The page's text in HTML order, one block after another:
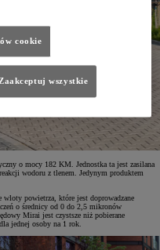
o mocy 182 KM. Jednostka ta jest zasilana
wodoru z tlenem. Jedynym produktem
powietrza, które jest doprowadzane
o średnicy od 0 do 2,5 mikronów
Mirai jest czystsze niż pobierane
jednej osoby na 1 rok.
cookie
wszystkie